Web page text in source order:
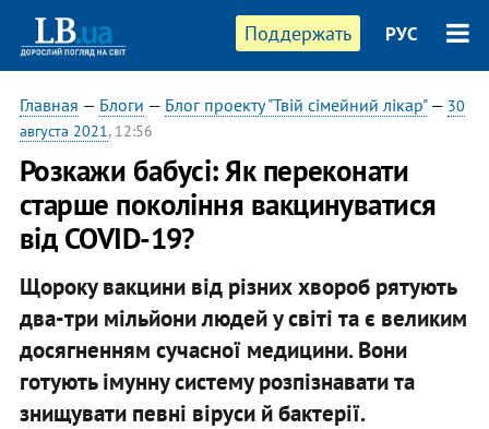
Поддержать РУС
Главная — Блоги — Блог проекту "Твій сімейний лікар"— 30
августа 2021, 12:56
Розкажи бабусі: Як переконати
старше покоління вакцинуватися
від COVID-19?
Щороку вакцини від різних хвороб рятують
два-три мільйони людей у світі та є великим
досягненням сучасної медицини. Вони
готують імунну систему розпізнавати та
знищувати певні віруси й бактерії.